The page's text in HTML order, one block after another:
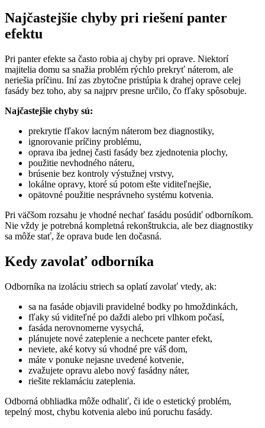
Najčastejšie chyby pri riešení panter
efektu
Pri panter efekte sa často robia aj chyby pri oprave. Niektorí
majitelia domu sa snažia problém rýchlo prekryť náterom, ale
neriešia príčinu. Iní zas zbytočne pristúpia k drahej oprave celej
fasády bez toho, aby sa najprv presne určilo, čo fľaky spôsobuje.
Najčastejšie chyby sú:
prekrytie fľakov lacným náterom bez diagnostiky,
ignorovanie príčiny problému,
oprava iba jednej časti fasády bez zjednotenia plochy,
použitie nevhodného náteru,
brúsenie bez kontroly výstužnej vrstvy,
lokálne opravy, ktoré sú potom ešte viditeľnejšie,
opätovné použitie nesprávneho systému kotvenia.
Pri väčšom rozsahu je vhodné nechať fasádu posúdiť odborníkom.
Nie vždy je potrebná kompletná rekonštrukcia, ale bez diagnostiky
sa môže stať, že oprava bude len dočasná.
Kedy zavolať odborníka
Odborníka na izoláciu striech sa oplatí zavolať vtedy, ak:
sa na fasáde objavili pravidelné bodky po hmoždinkách,
fľaky sú viditeľné po daždi alebo pri vlhkom počasí,
fasáda nerovnomerne vysychá,
plánujete nové zateplenie a nechcete panter efekt,
neviete, aké kotvy sú vhodné pre váš dom,
máte v ponuke nejasne uvedené kotvenie,
zvažujete opravu alebo nový fasádny náter,
riešite reklamáciu zateplenia.
Odborná obhliadka môže odhaliť, či ide o estetický problém,
tepelný most, chybu kotvenia alebo inú poruchu fasády.